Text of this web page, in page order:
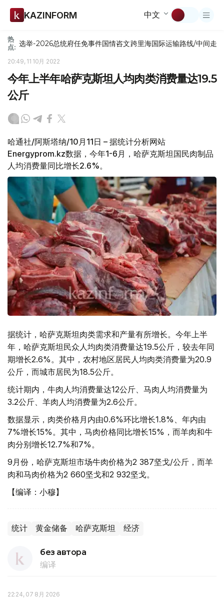
KAZINFORM 中文
热
点: 选举-2026总统府任免事件国情咨文跨里海国际运输路线/中间走廊
20:49, 11 10月 2022
今年上半年哈萨克斯坦人均肉类消费量达19.5
公斤
哈通社/阿斯塔纳/10月11日 – 据统计分析网站
Energyprom.kz数据，今年1-6月，哈萨克斯坦国民肉制品
人均消费量同比增长2.6%。
据统计，哈萨克斯坦肉类需求和产量有所增长。今年上半
年，哈萨克斯坦民众人均肉类消费量达19.5公斤，较去年同
期增长2.6%。其中，农村地区居民人均肉类消费量为20.9
公斤，而城市居民为18.5公斤。
统计期内，牛肉人均消费量达12公斤、马肉人均消费量为
3.2公斤、羊肉人均消费量为2.6公斤。
数据显示，肉类价格月内由0.6%环比增长1.8%、年内由
7%增长15%。其中，马肉价格同比增长15%，而羊肉和牛
肉分别增长12.7%和7%。
9月份，哈萨克斯坦市场牛肉价格为2 387坚戈/公斤，而羊
肉和马肉价格为2 660坚戈和2 932坚戈。
【编译：小穆】
统计 黄金储备 哈萨克斯坦 经济
без автора
编译
22:24, 07 8月 2026